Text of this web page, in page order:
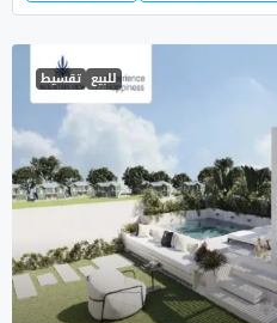
للبيع تقسيط